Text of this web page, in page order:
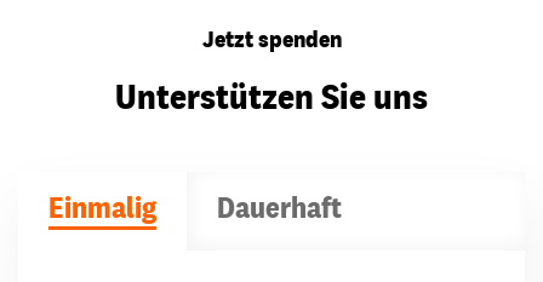
Jetzt spenden
Unterstützen Sie uns
Einmalig Dauerhaft